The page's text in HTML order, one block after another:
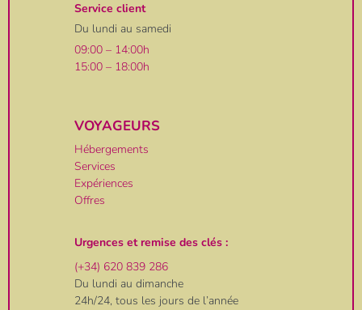
Service client
Du lundi au samedi
09:00 – 14:00h
15:00 – 18:00h
VOYAGEURS
Hébergements
Services
Expériences
Offres
Urgences et remise des clés :
(+34) 620 839 286
Du lundi au dimanche
24h/24, tous les jours de l’année